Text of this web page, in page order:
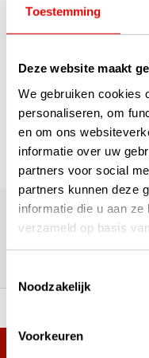
Toestemming
Deze website maakt
We gebruiken cookies
personaliseren, om
en om ons
informatie over uw
partners voor social
partners kunnen deze
informatie die u aan
verzameld op basis
Noodzakelijk
Voorkeuren
180.000+ Klanten |
Google
Reviews: